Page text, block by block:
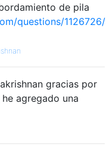
de pila
questions/1126726/
gracias por
agregado una